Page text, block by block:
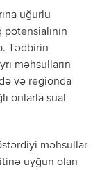
uğurlu
Tədbirin
məhsulların
və regionda
onlarla sual
məhsullar
uyğun olan